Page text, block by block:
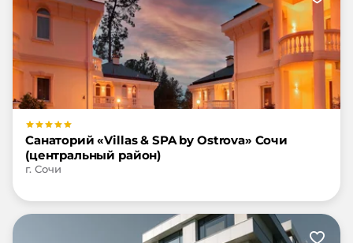
Санаторий «Villas & SPA by Ostrova» Сочи
(центральный район)
г. Сочи